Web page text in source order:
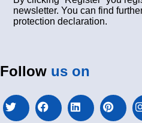
newsletter. You can find
protection declaration.
Follow us on